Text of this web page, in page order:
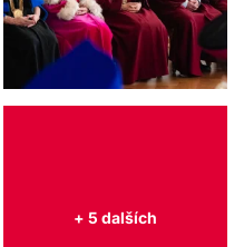
+ 5 dalších